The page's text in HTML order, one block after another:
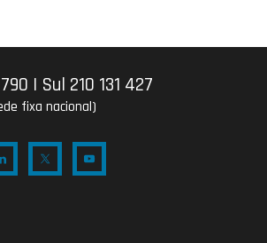
| Sul 210 131 427
fixa nacional)